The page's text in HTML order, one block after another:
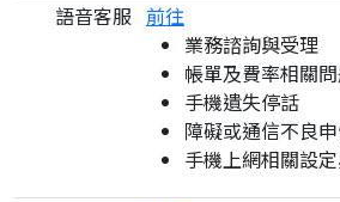
語音客服 前往
業務諮詢與受理
帳單及費率相關
手機遺失停話
障礙或通信不良
手機上網相關設